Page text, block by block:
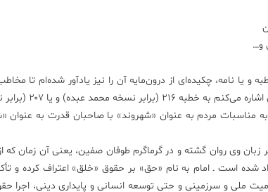
و یا نامه، چکیده‌ای از درون‌مایه آن را نیز یادآور شده‌ام تا
عبده) و یا ۲۰۷ (برابر نسخه فیض‌الاسلام)
مردم به عنوان «شهروند» با صاحبان قدرت به عنوان
زبان وی روان گشته و در گرماگرم طوفان صفین، یعنی آن زمان
ایراد شده است ـ امام به نام «حق» بر حقوق «خلق» اعتراف کرده
ملی و سرزمینی و حتی توسعه انسانی و پایداری دینی، اجرا